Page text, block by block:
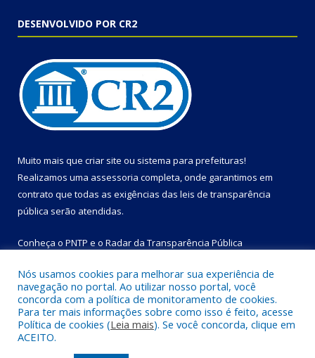
DESENVOLVIDO POR CR2
Muito mais que criar site ou sistema para prefeituras!
Realizamos uma assessoria completa, onde garantimos em
contrato que todas as exigências das leis de transparência
pública serão atendidas.
Conheça o PNTP e o Radar da Transparência Pública
Todos os direitos reservados a Prefeitura Municipal de Bom
Jesus do Tocantins.
Nós usamos cookies para melhorar sua experiência de
navegação no portal. Ao utilizar nosso portal, você
concorda com a política de monitoramento de cookies.
Para ter mais informações sobre como isso é feito, acesse
Política de cookies (Leia mais). Se você concorda, clique em
ACEITO.